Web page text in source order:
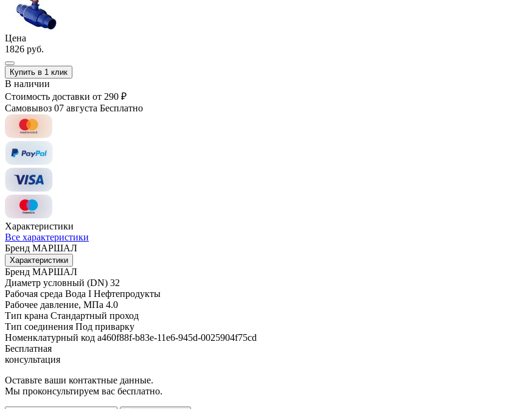
Цена
1826 руб.
Купить в 1 клик
В наличии
Стоимость доставки от 290 ₽
Самовывоз 07 августа Бесплатно
Характеристики
Все характеристики
Бренд МАРШАЛ
Характеристики
Бренд МАРШАЛ
Диаметр условный (DN) 32
Рабочая среда Вода I Нефтепродукты
Рабочее давление, МПа 4.0
Тип крана Стандартный проход
Тип соединения Под приварку
Номенклатурный код a460f88f-b83e-11e6-945d-0025904f75cd
Бесплатная
консультация
Оставьте ваши контактные данные.
Мы проконсультируем вас бесплатно.